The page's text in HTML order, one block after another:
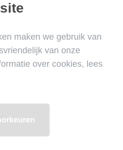
door:Digidays
maken we gebruik van
van onze
over cookies, lees